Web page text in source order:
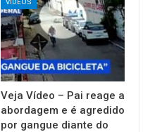
Veja Vídeo – Pai reage a
abordagem e é agredido
por gangue diante do